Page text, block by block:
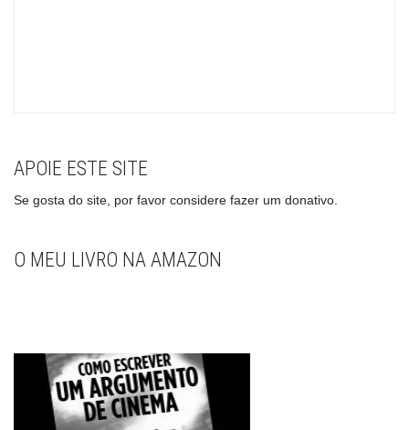
APOIE ESTE SITE
Se gosta do site, por favor considere fazer um donativo.
O MEU LIVRO NA AMAZON